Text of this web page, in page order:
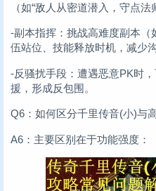
（如“敌人从密道潜入，守点
-副本指挥：挑战高难度副本（
伍站位、技能释放时机，减少
-反骚扰手段：遭遇恶意PK时
援，形成反包围。
Q6：如何区分千里传音(小)与
A6：主要区别在于功能强度：